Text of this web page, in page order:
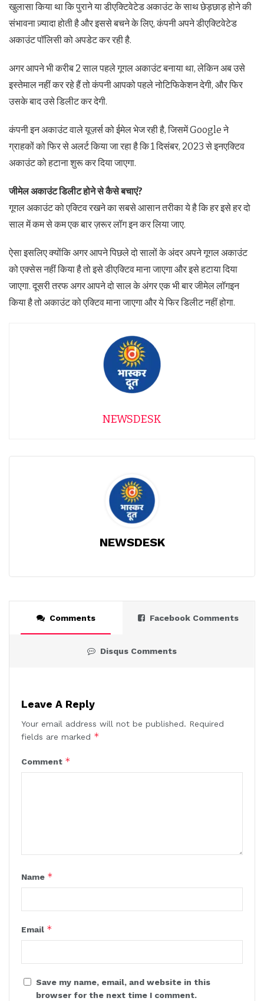
खुलासा किया था कि पुराने या डीएक्टिवेटेड अकाउंट के साथ छेड़छाड़ होने की
संभावना ज़्यादा होती है और इससे बचने के लिए, कंपनी अपने डीएक्टिवेटेड
अकाउंट पॉलिसी को अपडेट कर रही है.
अगर आपने भी करीब 2 साल पहले गूगल अकाउंट बनाया था, लेकिन अब उसे
इस्तेमाल नहीं कर रहे हैं तो कंपनी आपको पहले नोटिफिकेशन देगी, और फिर
उसके बाद उसे डिलीट कर देगी.
कंपनी इन अकाउंट वाले यूज़र्स को ईमेल भेज रही है, जिसमें Google ने
ग्राहकों को फिर से अलर्ट किया जा रहा है कि 1 दिसंबर, 2023 से इनएक्टिव
अकाउंट को हटाना शुरू कर दिया जाएगा.
जीमेल अकाउंट डिलीट होने से कैसे बचाएं?
गूगल अकाउंट को एक्टिव रखने का सबसे आसान तरीका ये है कि हर इसे हर दो
साल में कम से कम एक बार ज़रूर लॉग इन कर लिया जाए.
ऐसा इसलिए क्योंकि अगर आपने पिछले दो सालों के अंदर अपने गूगल अकाउंट
को एक्सेस नहीं किया है तो इसे डीएक्टिव माना जाएगा और इसे हटाया दिया
जाएगा. दूसरी तरफ अगर आपने दो साल के अंगर एक भी बार जीमेल लॉगइन
किया है तो अकाउंट को एक्टिव माना जाएगा और ये फिर डिलीट नहीं होगा.
NEWSDESK
NEWSDESK
Comments Facebook Comments
Disqus Comments
Leave A Reply
Your email address will not be published. Required
fields are marked *
Comment *
Name *
Email *
Save my name, email, and website in this
browser for the next time I comment.